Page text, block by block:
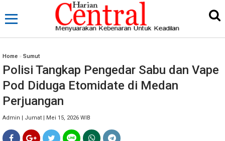
Home » Sumut
Polisi Tangkap Pengedar Sabu dan Vape
Pod Diduga Etomidate di Medan
Perjuangan
Admin | Jumat | Mei 15, 2026 WIB